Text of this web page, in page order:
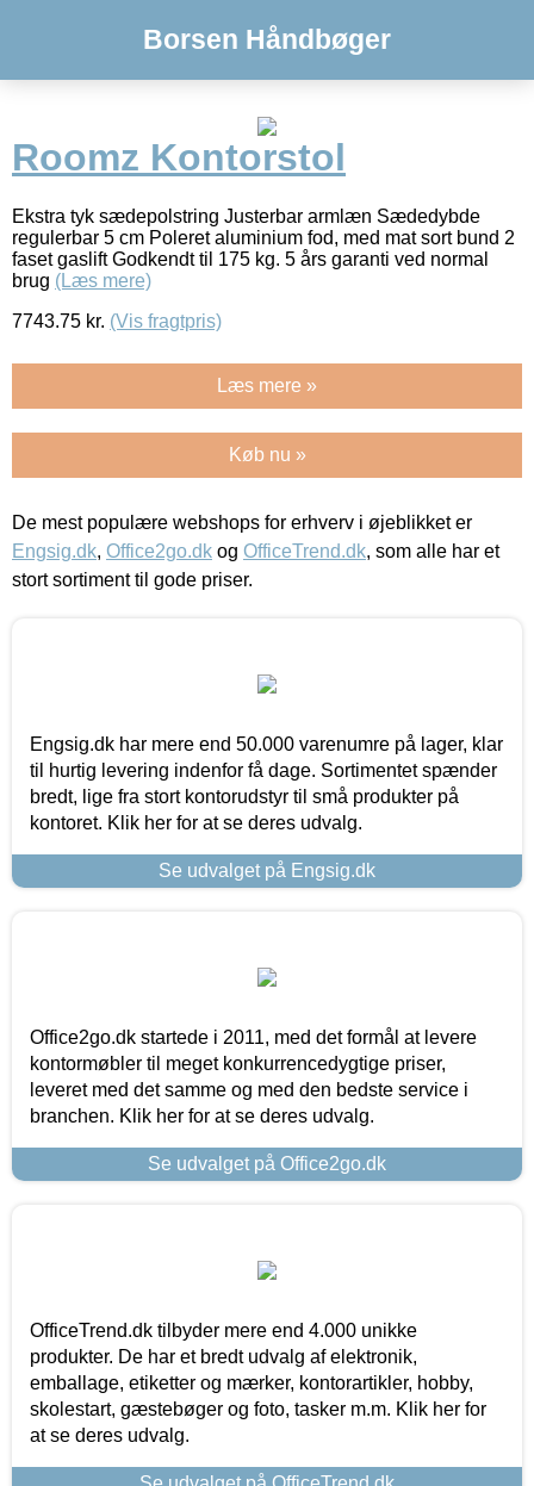
Borsen Håndbøger
Roomz Kontorstol
Ekstra tyk sædepolstring Justerbar armlæn Sædedybde
regulerbar 5 cm Poleret aluminium fod, med mat sort bund 2
faset gaslift Godkendt til 175 kg. 5 års garanti ved normal
brug (Læs mere)
7743.75 kr. (Vis fragtpris)
Læs mere »
Køb nu »
De mest populære webshops for erhverv i øjeblikket er
Engsig.dk, Office2go.dk og OfficeTrend.dk, som alle har et
stort sortiment til gode priser.
Engsig.dk har mere end 50.000 varenumre på lager, klar
til hurtig levering indenfor få dage. Sortimentet spænder
bredt, lige fra stort kontorudstyr til små produkter på
kontoret. Klik her for at se deres udvalg.
Se udvalget på Engsig.dk
Office2go.dk startede i 2011, med det formål at levere
kontormøbler til meget konkurrencedygtige priser,
leveret med det samme og med den bedste service i
branchen. Klik her for at se deres udvalg.
Se udvalget på Office2go.dk
OfficeTrend.dk tilbyder mere end 4.000 unikke
produkter. De har et bredt udvalg af elektronik,
emballage, etiketter og mærker, kontorartikler, hobby,
skolestart, gæstebøger og foto, tasker m.m. Klik her for
at se deres udvalg.